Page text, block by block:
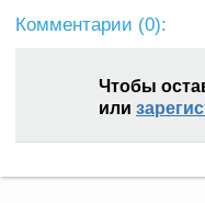
Комментарии (0):
Чтобы
или